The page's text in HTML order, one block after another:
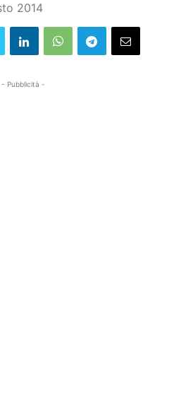
2014
- Pubblicità -